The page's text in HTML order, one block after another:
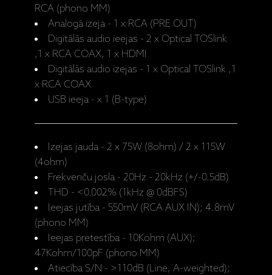
RCA (phono MM)
Analogā izeja - 1 x RCA (PRE OUT)
Digitālās audio ieejas - 2 x Optical TOSlink
,1 x RCA COAX, 1 x HDMI
Digitālās audio izejas - 1 x Optical TOSlink ,1
x RCA COAX
USB ieeja - x 1 (B-type)
Izejas jauda - 2 x 75W (8ohm) / 2 x 115W
(4ohm)
Frekvenču josla - 20Hz - 20kHz (+/-0.5dB)
THD - <0.002% (1kHz @ 0dBFS)
Ieejas jutība - 550mV (RCA AUX IN); 4.8mV
(phono MM)
Ieejas pretestība - 10Kohm (AUX);
47Kohm/100pF (phono MM)
Atiecība S/N - >110dB (Line, A-weighted);